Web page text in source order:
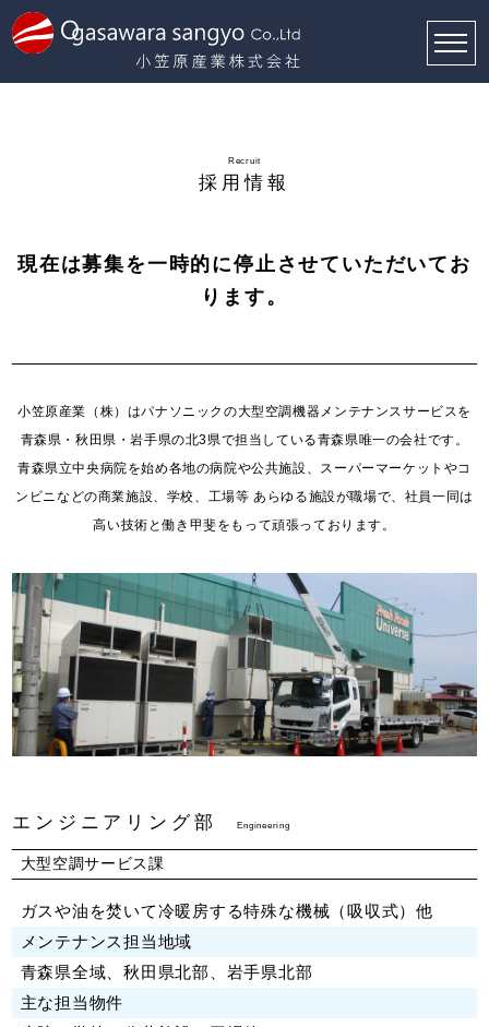
Recruit
採用情報
現在は募集を一時的に停止させていただいてお
ります。
小笠原産業（株）はパナソニックの大型空調機器メンテナンスサービスを
青森県・秋田県・岩手県の北3県で担当している青森県唯一の会社です。
青森県立中央病院を始め各地の病院や公共施設、スーパーマーケットやコ
ンビニなどの商業施設、学校、工場等 あらゆる施設が職場で、社員一同は
高い技術と働き甲斐をもって頑張っております。
エンジニアリング部 Engineering
大型空調サービス課
ガスや油を焚いて冷暖房する特殊な機械（吸収式）他
メンテナンス担当地域
青森県全域、秋田県北部、岩手県北部
主な担当物件